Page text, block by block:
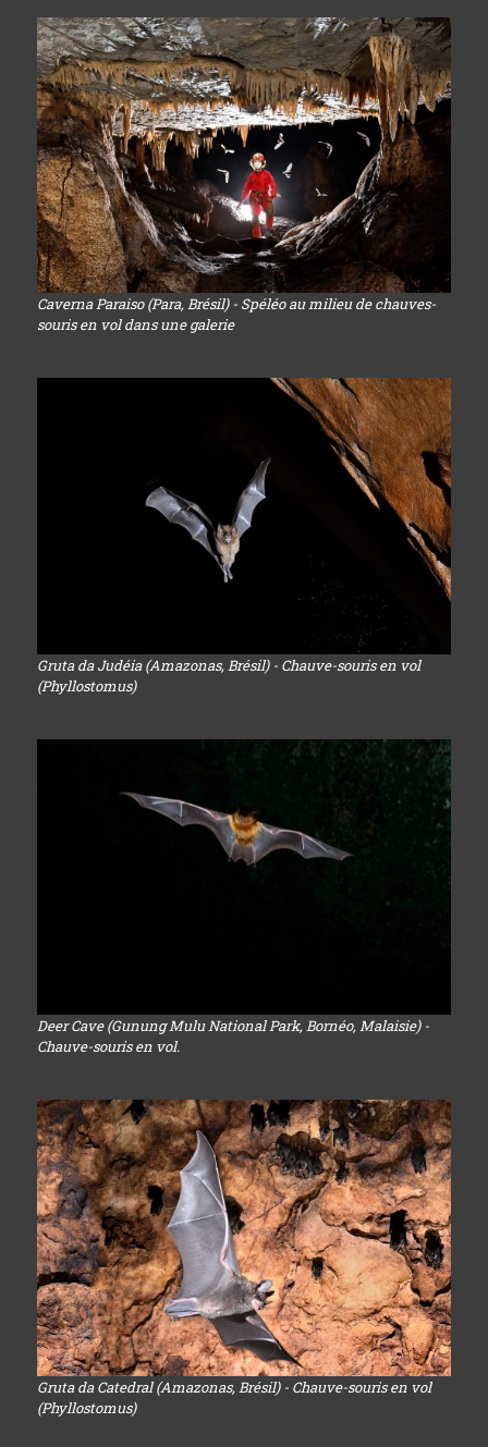
Caverna Paraiso (Para, Brésil) - Spéléo au milieu de chauves-
souris en vol dans une galerie
Gruta da Judéia (Amazonas, Brésil) - Chauve-souris en vol
(Phyllostomus)
Deer Cave (Gunung Mulu National Park, Bornéo, Malaisie) -
Chauve-souris en vol.
Gruta da Catedral (Amazonas, Brésil) - Chauve-souris en vol
(Phyllostomus)